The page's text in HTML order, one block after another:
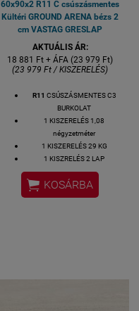
60x90x2 R11 C csúszásmentes
Kültéri GROUND ARENA bézs 2
cm VASTAG GRESLAP
AKTUÁLIS ÁR:
18 881 Ft + ÁFA (23 979 Ft)
(23 979 Ft / KISZERELÉS)
R11 CSÚSZÁSMENTES C3
BURKOLAT
1 KISZERELÉS 1,08
négyzetméter
1 KISZERELÉS 29 KG
1 KISZRELÉS 2 LAP
1 LAP MÉRETE: 60x90x2 cm
VASTAGSÁG: 2 CM
ALAPANYAG: GRES
 KOSÁRBA